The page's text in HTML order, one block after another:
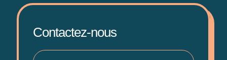
Contactez-nous